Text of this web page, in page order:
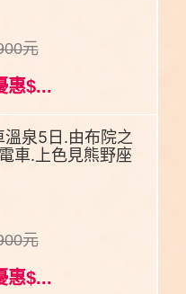
元
惠$...
泉5日.由布院之
車.上色見熊野座
元
惠$...